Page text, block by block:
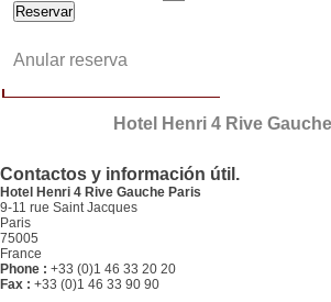
Anular reserva
Hotel Henri 4 Rive
Contactos y información útil.
Hotel Henri 4 Rive Gauche Paris
9-11 rue Saint Jacques
Paris
75005
France
Phone : +33 (0)1 46 33 20 20
Fax : +33 (0)1 46 33 90 90